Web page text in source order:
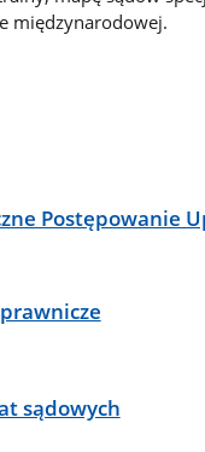
międzynarodowej.
Postępowanie
sądowych